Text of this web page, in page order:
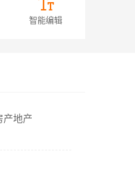
智能编辑
产地产